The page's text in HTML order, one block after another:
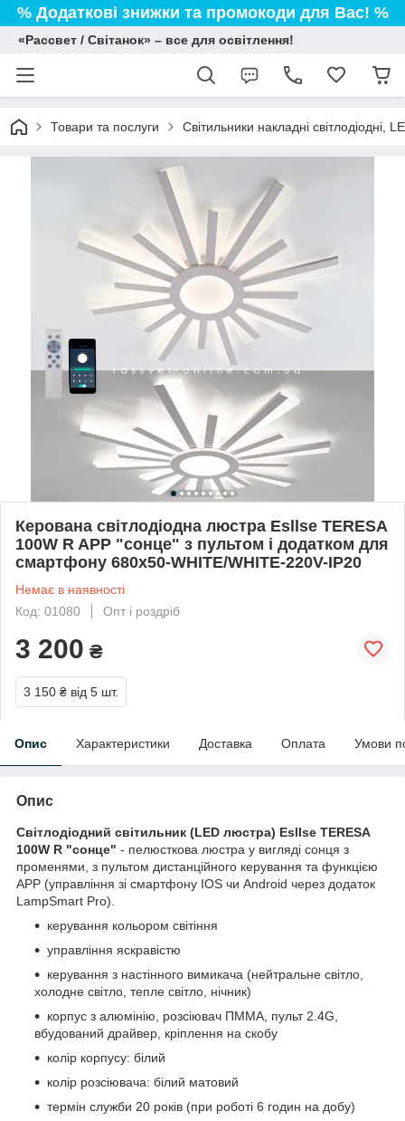
% Додаткові знижки та промокоди для Вас! %
«Рассвет / Світанок» – все для освітлення!
Товари та послуги Світильники накладні світлодіодні,
Керована світлодіодна люстра Esllse TERESA
100W R APP "сонце" з пультом і додатком для
смартфону 680x50-WHITE/WHITE-220V-IP20
Немає в наявності
Код: 01080
Опт і роздріб
3 200 ₴
3 150 ₴ від 5 шт.
Опис Характеристики Доставка Оплата Умови
Опис
Світлодіодний світильник (LED люстра) Esllse TERESA
100W R "сонце" - пелюсткова люстра у вигляді сонця з
променями, з пультом дистанційного керування та функцією
АРР (управління зі смартфону IOS чи Android через додаток
LampSmart Pro).
керування кольором світіння
управління яскравістю
керування з настінного вимикача (нейтральне світло,
холодне світло, тепле світло, нічник)
корпус з алюмінію, розсіювач ПММА, пульт 2.4G,
вбудований драйвер, кріплення на скобу
колір корпусу: білий
колір розсіювача: білий матовий
термін служби 20 років (при роботі 6 годин на добу)